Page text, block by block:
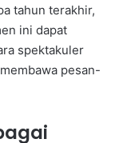
tahun terakhir,
ini dapat
spektakuler
pesan-